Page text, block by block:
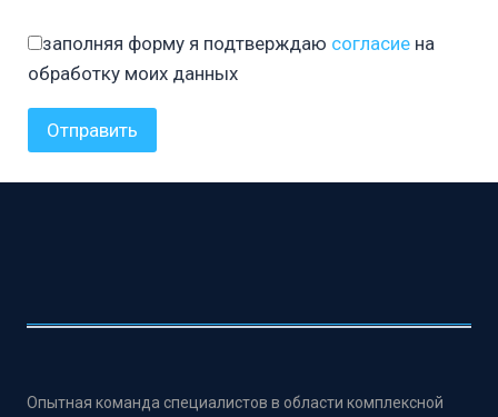
заполняя форму я подтверждаю согласие на
обработку моих данных
Опытная команда специалистов в области комплексной